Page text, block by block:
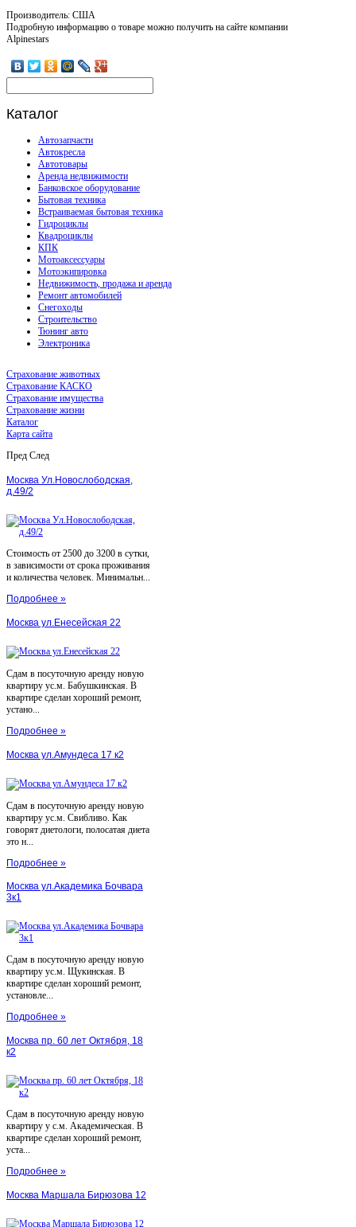
Производитель: США
Подробную информацию о товаре можно получить на сайте компании
Alpinestars
Каталог
Автозапчасти
Автокресла
Автотовары
Аренда недвижимости
Банковское оборудование
Бытовая техника
Встраиваемая бытовая техника
Гидроциклы
Квадроциклы
КПК
Мотоаксессуары
Мотоэкипировка
Недвижимость, продажа и аренда
Ремонт автомобилей
Снегоходы
Строительство
Тюнинг авто
Электроника
Страхование животных
Страхование КАСКО
Страхование имущества
Страхование жизни
Каталог
Карта сайта
Пред След
Москва Ул.Новослободская,
д.49/2
Стоимость от 2500 до 3200 в сутки,
в зависимости от срока проживания
и количества человек. Минимальн...
Подробнее »
Москва ул.Енесейская 22
Сдам в посуточную аренду новую
квартиру ус.м. Бабушкинская. В
квартире сделан хороший ремонт,
устано...
Подробнее »
Москва ул.Амундеса 17 к2
Сдам в посуточную аренду новую
квартиру ус.м. Свибливо. Как
говорят диетологи, полосатая диета
это н...
Подробнее »
Москва ул.Академика Бочвара
3к1
Сдам в посуточную аренду новую
квартиру ус.м. Щукинская. В
квартире сделан хороший ремонт,
установле...
Подробнее »
Москва пр. 60 лет Октября, 18
к2
Сдам в посуточную аренду новую
квартиру у с.м. Академическая. В
квартире сделан хороший ремонт,
уста...
Подробнее »
Москва Маршала Бирюзова 12